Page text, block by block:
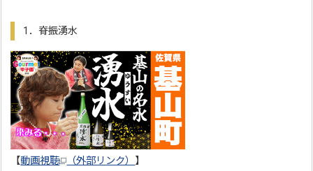
1．脊振湧水
【動画視聴 （外部リンク） 】